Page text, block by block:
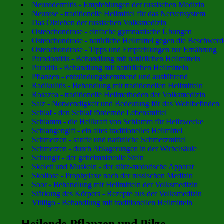
Neurodermitis - Empfehlungen der russischen Medizin
Neurose - traditionelle Heilmittel für das Nervensystem
Das Ölziehen der russischen Volksmedizin
Osteochondrose - einfache gymnastische Übungen
Osteochondrose - natürliche Heilmittel gegen die
Osteochondrose - Tipps und Empfehlungen zur Ernährung
Parodontitis - Behandlung mit natürlichen Heilmitteln
Parotitis - Behandlung mit natürlichen Heilmitteln
Pflanzen - entzündungshemmend und ausführend
Radikulitis - Behandlung mit traditionellen Heilmitteln
Rosazea - traditionelle Heilmethoden der Volksmedizin
Salz - Notwendigkeit und Bedeutung für das Wohlbefinden
Schlaf - den Schlaf fördernde Lebensmittel
Schlamm - die Heilkraft von Schlamm für Heilzwecke
Schlangengift - ein altes traditionelles Heilmittel
Schmerzen - sanfte und natürliche Schmerzmittel
Schmerzen - durch Ablagerungen in der Wirbelsäule
Schungit - der geheimnisvolle Stein
Skelett und Muskeln - der stütz-motorische Apparat
Skoliose - Prophylaxe nach der russischen Medizin
Soor - Behandlung mit Heilmitteln der Volksmedizin
Stärkung des Körpers - Rezepte aus der Volksmedizin
Vitiligo - Behandlung mit traditionellen Heilmitteln